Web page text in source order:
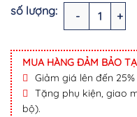
CỬA NHỰA ĐÀI LOAN YO-
MUA HÀNG ĐẢM BẢO
Giảm giá lên đến
Tặng phụ kiện, giao
bộ).